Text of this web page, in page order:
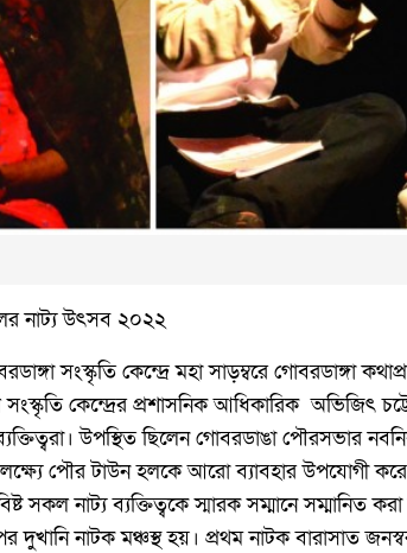
নাট্য উৎসব ২০২২
সংস্কৃতি কেন্দ্রে মহা সাড়ম্বরে গোবরডাঙ্গা
কেন্দ্রের প্রশাসনিক আধিকারিক অভিজিৎ
উপস্থিত ছিলেন গোবরডাঙা পৌরসভার
লক্ষ্যে পৌর টাউন হলকে আরো ব্যাবহার উপযোগী
সকল নাট‍্য ব‍্যক্তিত্বকে স্মারক সম্মানে সম্মানিত
নাটক মঞ্চস্থ হয়। প্রথম নাটক বারাসাত